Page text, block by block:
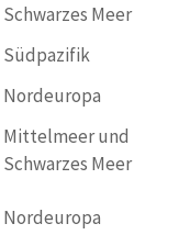
Schwarzes Meer
Südpazifik
Nordeuropa
Mittelmeer und
Schwarzes Meer
Nordeuropa